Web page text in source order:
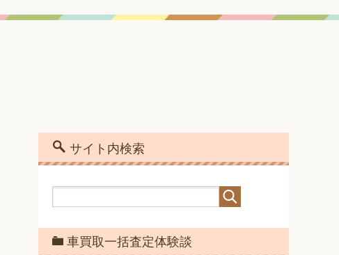
サイト内検索
車買取一括査定体験談